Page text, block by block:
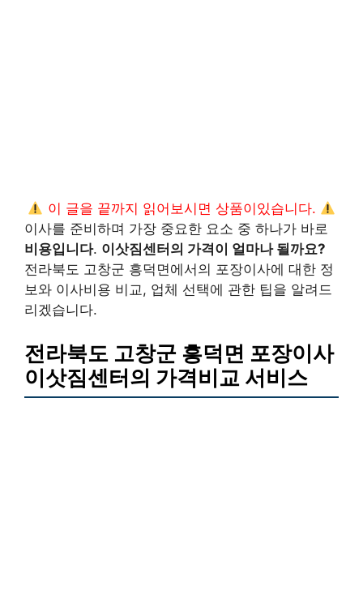
이 글을 끝까지 읽어보시면 상품이있습니다.
이사를 준비하며 가장 중요한 요소 중 하나가 바로
비용입니다. 이삿짐센터의 가격이 얼마나 될까요?
전라북도 고창군 흥덕면에서의 포장이사에 대한 정
보와 이사비용 비교, 업체 선택에 관한 팁을 알려드
리겠습니다.
전라북도 고창군 흥덕면 포장이사
이삿짐센터의 가격비교 서비스